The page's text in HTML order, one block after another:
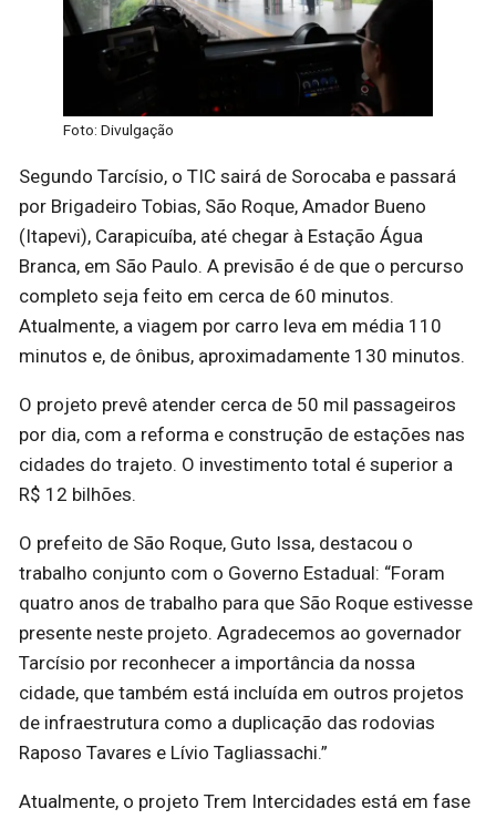
Foto: Divulgação
Segundo Tarcísio, o TIC sairá de Sorocaba e passará
por Brigadeiro Tobias, São Roque, Amador Bueno
(Itapevi), Carapicuíba, até chegar à Estação Água
Branca, em São Paulo. A previsão é de que o percurso
completo seja feito em cerca de 60 minutos.
Atualmente, a viagem por carro leva em média 110
minutos e, de ônibus, aproximadamente 130 minutos.
O projeto prevê atender cerca de 50 mil passageiros
por dia, com a reforma e construção de estações nas
cidades do trajeto. O investimento total é superior a
R$ 12 bilhões.
O prefeito de São Roque, Guto Issa, destacou o
trabalho conjunto com o Governo Estadual: “Foram
quatro anos de trabalho para que São Roque estivesse
presente neste projeto. Agradecemos ao governador
Tarcísio por reconhecer a importância da nossa
cidade, que também está incluída em outros projetos
de infraestrutura como a duplicação das rodovias
Raposo Tavares e Lívio Tagliassachi.”
Atualmente, o projeto Trem Intercidades está em fase